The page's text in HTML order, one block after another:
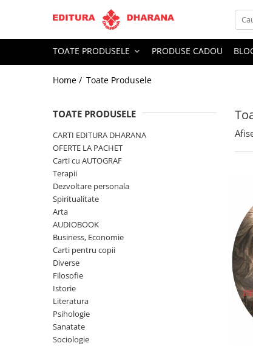
Toate Produsele
CARTI EDITURA DHARANA
OFERTE LA PACHET
Dezvoltare personala
Spiritualitate
AUDIOBOOK
Business, Economie
Carti pentru copii
TOATE PRODUSELE PRODUSE CADOU
Home / Toate Produsele
TOATE PRODUSELE
CARTI EDITURA DHARANA
OFERTE LA PACHET
Carti cu AUTOGRAF
Terapii
Dezvoltare personala
Spiritualitate
Arta
AUDIOBOOK
Business, Economie
Carti pentru copii
Diverse
Filosofie
Istorie
Literatura
Psihologie
Sanatate
Sociologie